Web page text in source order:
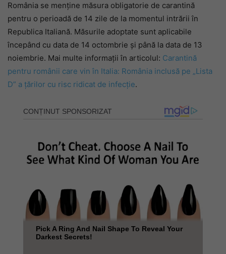
România se menține măsura obligatorie de carantină
pentru o perioadă de 14 zile de la momentul intrării în
Republica Italiană. Măsurile adoptate sunt aplicabile
începând cu data de 14 octombrie şi până la data de 13
noiembrie. Mai multe informații în articolul: Carantină
pentru românii care vin în Italia: România inclusă pe „Lista
D” a țărilor cu risc ridicat de infecție.